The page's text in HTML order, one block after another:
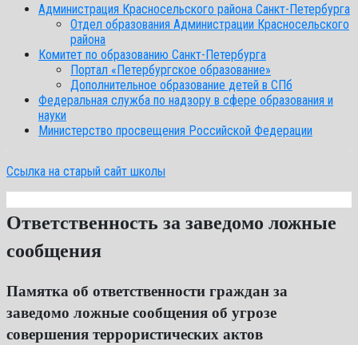
Администрация Красносельского района Санкт-Петербурга
Отдел образования Администрации Красносельского
района
Комитет по образованию Санкт-Петербурга
Портал «Петербургское образование»
Дополнительное образование детей в СПб
Федеральная служба по надзору в сфере образования и
науки
Министерство просвещения Российской Федерации
Ссылка на старый сайт школы
Ответственность за заведомо ложные
сообщения
Памятка об ответственности граждан за
заведомо ложные сообщения об угрозе
совершения террористических актов